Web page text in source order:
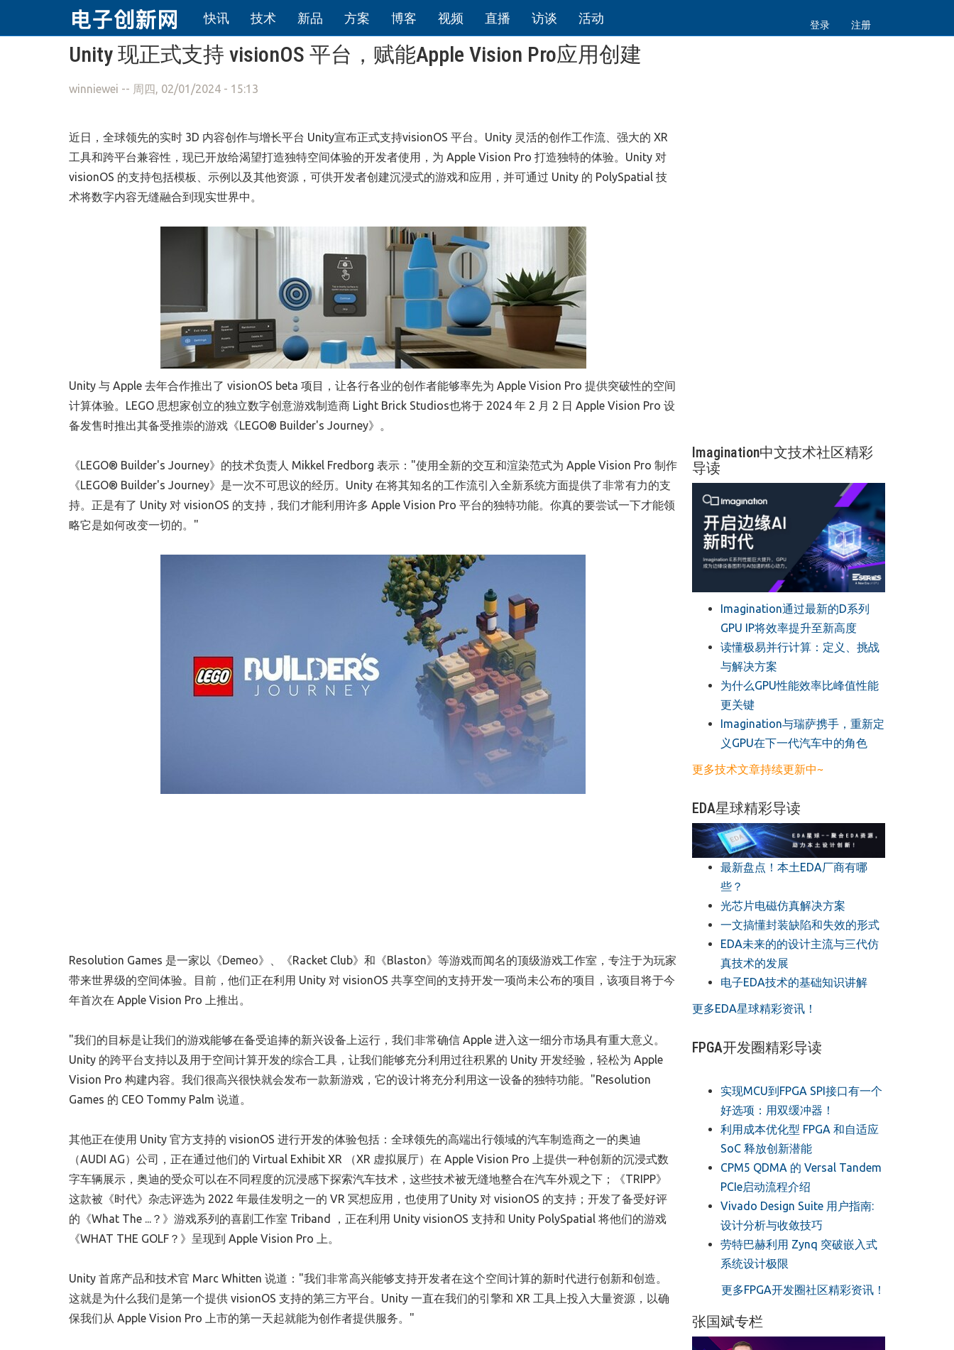
跳转到主要内容
快讯 技术 新品 方案 博客 视频 直播 访谈 活动 登录 注册
Unity 现正式支持 visionOS 平台，赋能Apple Vision Pro应用创建
winniewei -- 周四, 02/01/2024 - 15:13
近日，全球领先的实时 3D 内容创作与增长平台 Unity宣布正式支持visionOS 平台。Unity 灵活的创作工作流、强大的 XR
工具和跨平台兼容性，现已开放给渴望打造独特空间体验的开发者使用，为 Apple Vision Pro 打造独特的体验。Unity 对
visionOS 的支持包括模板、示例以及其他资源，可供开发者创建沉浸式的游戏和应用，并可通过 Unity 的 PolySpatial 技
术将数字内容无缝融合到现实世界中。
Unity 与 Apple 去年合作推出了 visionOS beta 项目，让各行各业的创作者能够率先为 Apple Vision Pro 提供突破性的空间
计算体验。LEGO 思想家创立的独立数字创意游戏制造商 Light Brick Studios也将于 2024 年 2 月 2 日 Apple Vision Pro 设
备发售时推出其备受推崇的游戏《LEGO® Builder's Journey》。
《LEGO® Builder's Journey》的技术负责人 Mikkel Fredborg 表示："使用全新的交互和渲染范式为 Apple Vision Pro 制作
《LEGO® Builder's Journey》是一次不可思议的经历。Unity 在将其知名的工作流引入全新系统方面提供了非常有力的支
持。正是有了 Unity 对 visionOS 的支持，我们才能利用许多 Apple Vision Pro 平台的独特功能。你真的要尝试一下才能领
略它是如何改变一切的。"
Resolution Games 是一家以《Demeo》、《Racket Club》和《Blaston》等游戏而闻名的顶级游戏工作室，专注于为玩家
带来世界级的空间体验。目前，他们正在利用 Unity 对 visionOS 共享空间的支持开发一项尚未公布的项目，该项目将于今
年首次在 Apple Vision Pro 上推出。
"我们的目标是让我们的游戏能够在备受追捧的新兴设备上运行，我们非常确信 Apple 进入这一细分市场具有重大意义。
Unity 的跨平台支持以及用于空间计算开发的综合工具，让我们能够充分利用过往积累的 Unity 开发经验，轻松为 Apple
Vision Pro 构建内容。我们很高兴很快就会发布一款新游戏，它的设计将充分利用这一设备的独特功能。"Resolution
Games 的 CEO Tommy Palm 说道。
其他正在使用 Unity 官方支持的 visionOS 进行开发的体验包括：全球领先的高端出行领域的汽车制造商之一的奥迪
（AUDI AG）公司，正在通过他们的 Virtual Exhibit XR （XR 虚拟展厅）在 Apple Vision Pro 上提供一种创新的沉浸式数
字车辆展示，奥迪的受众可以在不同程度的沉浸感下探索汽车技术，这些技术被无缝地整合在汽车外观之下；《TRIPP》
这款被《时代》杂志评选为 2022 年最佳发明之一的 VR 冥想应用，也使用了Unity 对 visionOS 的支持；开发了备受好评
的《What The ...？》游戏系列的喜剧工作室 Triband ，正在利用 Unity visionOS 支持和 Unity PolySpatial 将他们的游戏
《WHAT THE GOLF？》呈现到 Apple Vision Pro 上。
Unity 首席产品和技术官 Marc Whitten 说道："我们非常高兴能够支持开发者在这个空间计算的新时代进行创新和创造。
这就是为什么我们是第一个提供 visionOS 支持的第三方平台。Unity 一直在我们的引擎和 XR 工具上投入大量资源，以确
保我们从 Apple Vision Pro 上市的第一天起就能为创作者提供服务。"
Imagination中文技术社区精彩
导读
Imagination通过最新的D系列
GPU IP将效率提升至新高度
读懂极易并行计算：定义、挑战
与解决方案
​为什么GPU性能效率比峰值性能
更关键
​Imagination与瑞萨携手，重新定
义GPU在下一代汽车中的角色
更多技术文章持续更新中~
EDA星球精彩导读
最新盘点！本土EDA厂商有哪
些？
光芯片电磁仿真解决方案
一文搞懂封装缺陷和失效的形式
EDA未来的的设计主流与三代仿
真技术的发展
电子EDA技术的基础知识讲解
更多EDA星球精彩资讯！
FPGA开发圈精彩导读
实现MCU到FPGA SPI接口有一个
好选项：用双缓冲器！
利用成本优化型 FPGA 和自适应
SoC 释放创新潜能
CPM5 QDMA 的 Versal Tandem
PCIe启动流程介绍
Vivado Design Suite 用户指南:
设计分析与收敛技巧
劳特巴赫利用 Zynq 突破嵌入式
系统设计极限
更多FPGA开发圈社区精彩资讯！
张国斌专栏